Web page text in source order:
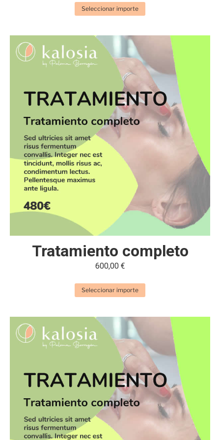
Seleccionar importe
Tratamiento completo
600,00 €
Seleccionar importe